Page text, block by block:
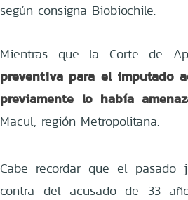
según consigna Biobiochile.
Mientras que la Corte de
preventiva para el imputado
previamente lo había
Macul, región Metropolitana.
Cabe recordar que el pasado
contra del acusado de 33